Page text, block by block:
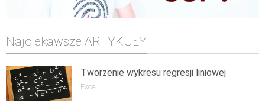
Najciekawsze ARTYKUŁY
Tworzenie wykresu regresji liniowej
Excel